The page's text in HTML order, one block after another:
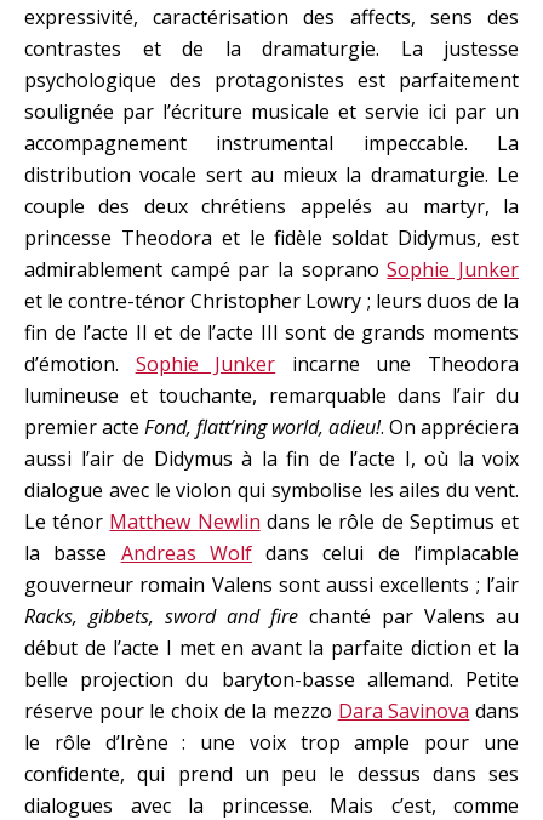
expressivité, caractérisation des affects, sens des
contrastes et de la dramaturgie. La justesse
psychologique des protagonistes est parfaitement
soulignée par l’écriture musicale et servie ici par un
accompagnement instrumental impeccable. La
distribution vocale sert au mieux la dramaturgie. Le
couple des deux chrétiens appelés au martyr, la
princesse Theodora et le fidèle soldat Didymus, est
admirablement campé par la sopranoSophie Junker
et le contre-ténor Christopher Lowry ; leurs duos de la
fin de l’acte II et de l’acte III sont de grands moments
d’émotion. Sophie Junker incarne une Theodora
lumineuse et touchante, remarquable dans l’air du
premier acte Fond, flatt’ring world, adieu!. On appréciera
aussi l’air de Didymus à la fin de l’acte I, où la voix
dialogue avec le violon qui symbolise les ailes du vent.
Le ténor Matthew Newlin dans le rôle de Septimus et
la basse Andreas Wolfdans celui de l’implacable
gouverneur romain Valens sont aussi excellents ; l’air
Racks, gibbets, sword and fire chanté par Valens au
début de l’acte I met en avant la parfaite diction et la
belle projection du baryton-basse allemand. Petite
réserve pour le choix de la mezzo Dara Savinova dans
le rôle d’Irène : une voix trop ample pour une
confidente, qui prend un peu le dessus dans ses
dialogues avec la princesse. Mais c’est, comme